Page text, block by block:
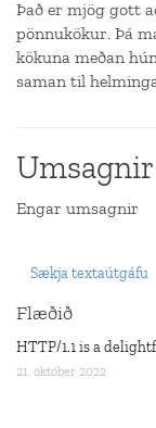
Það er mjög gott
pönnukökur. Þá
kökuna meðan
saman til
Umsagnir
Engar umsagnir
Sækja textaútgáfu
Flæðið
HTTP/1.1 is a
21. október 2022